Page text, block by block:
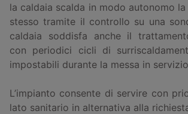
la caldaia scalda in modo autonomo
stesso tramite il controllo su una
caldaia soddisfa anche il
con periodici cicli di
impostabili durante la messa in
L’impianto consente di servire con
lato sanitario in alternativa alla